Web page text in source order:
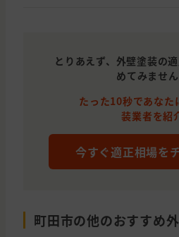
町田市
外壁と
相模原市
外壁と
町田市
外壁と
東京都
日野市
外壁と
日野市
外壁と屋
東京都
町田市
外壁と
とりあえず、外壁塗装の
めてみませ
たった10秒であなた
装業者を紹
今すぐ適正相場を
町田市の他のおすすめ